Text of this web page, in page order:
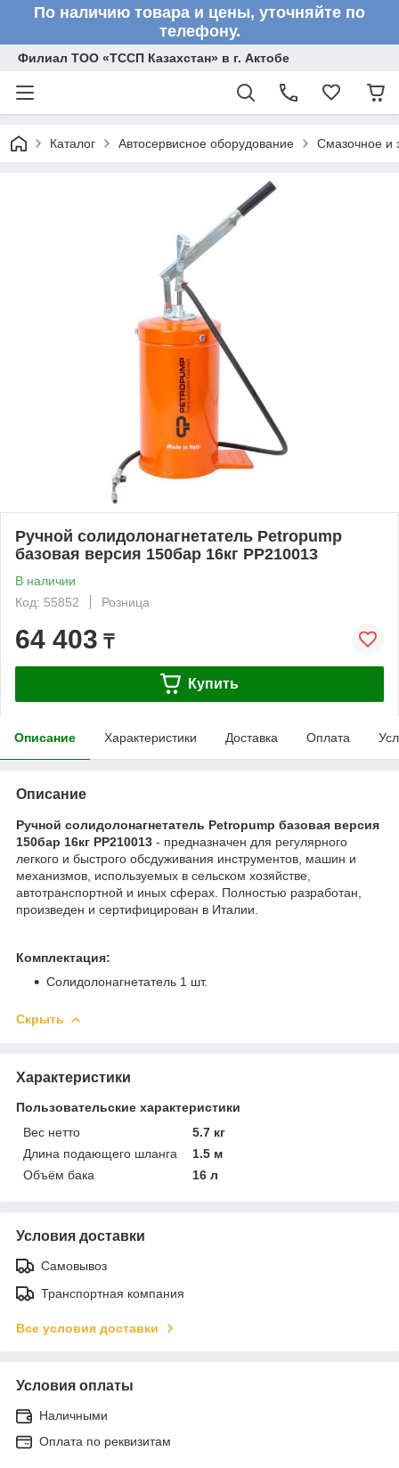
По наличию товара и цены, уточняйте по
телефону.
Филиал ТОО «ТССП Казахстан» в г. Актобе
Каталог Автосервисное оборудование Смазочное и
Ручной солидолонагнетатель Petropump
базовая версия 150бар 16кг PP210013
В наличии
Код: 55852
Розница
64 403 ₸
Купить
Описание Характеристики Доставка Оплата
Описание
Ручной солидолонагнетатель Petropump базовая версия
150бар 16кг PP210013 - предназначен для регулярного
легкого и быстрого обсдуживания инструментов, машин и
механизмов, используемых в сельском хозяйстве,
автотранспортной и иных сферах. Полностью разработан,
произведен и сертифицирован в Италии.
Комплектация:
Солидолонагнетатель 1 шт.
Скрыть
Характеристики
Пользовательские характеристики
Вес нетто
5.7 кг
Длина подающего шланга
1.5 м
Объём бака
16 л
Условия доставки
Самовывоз
Транспортная компания
Все условия доставки
Условия оплаты
Наличными
Оплата по реквизитам